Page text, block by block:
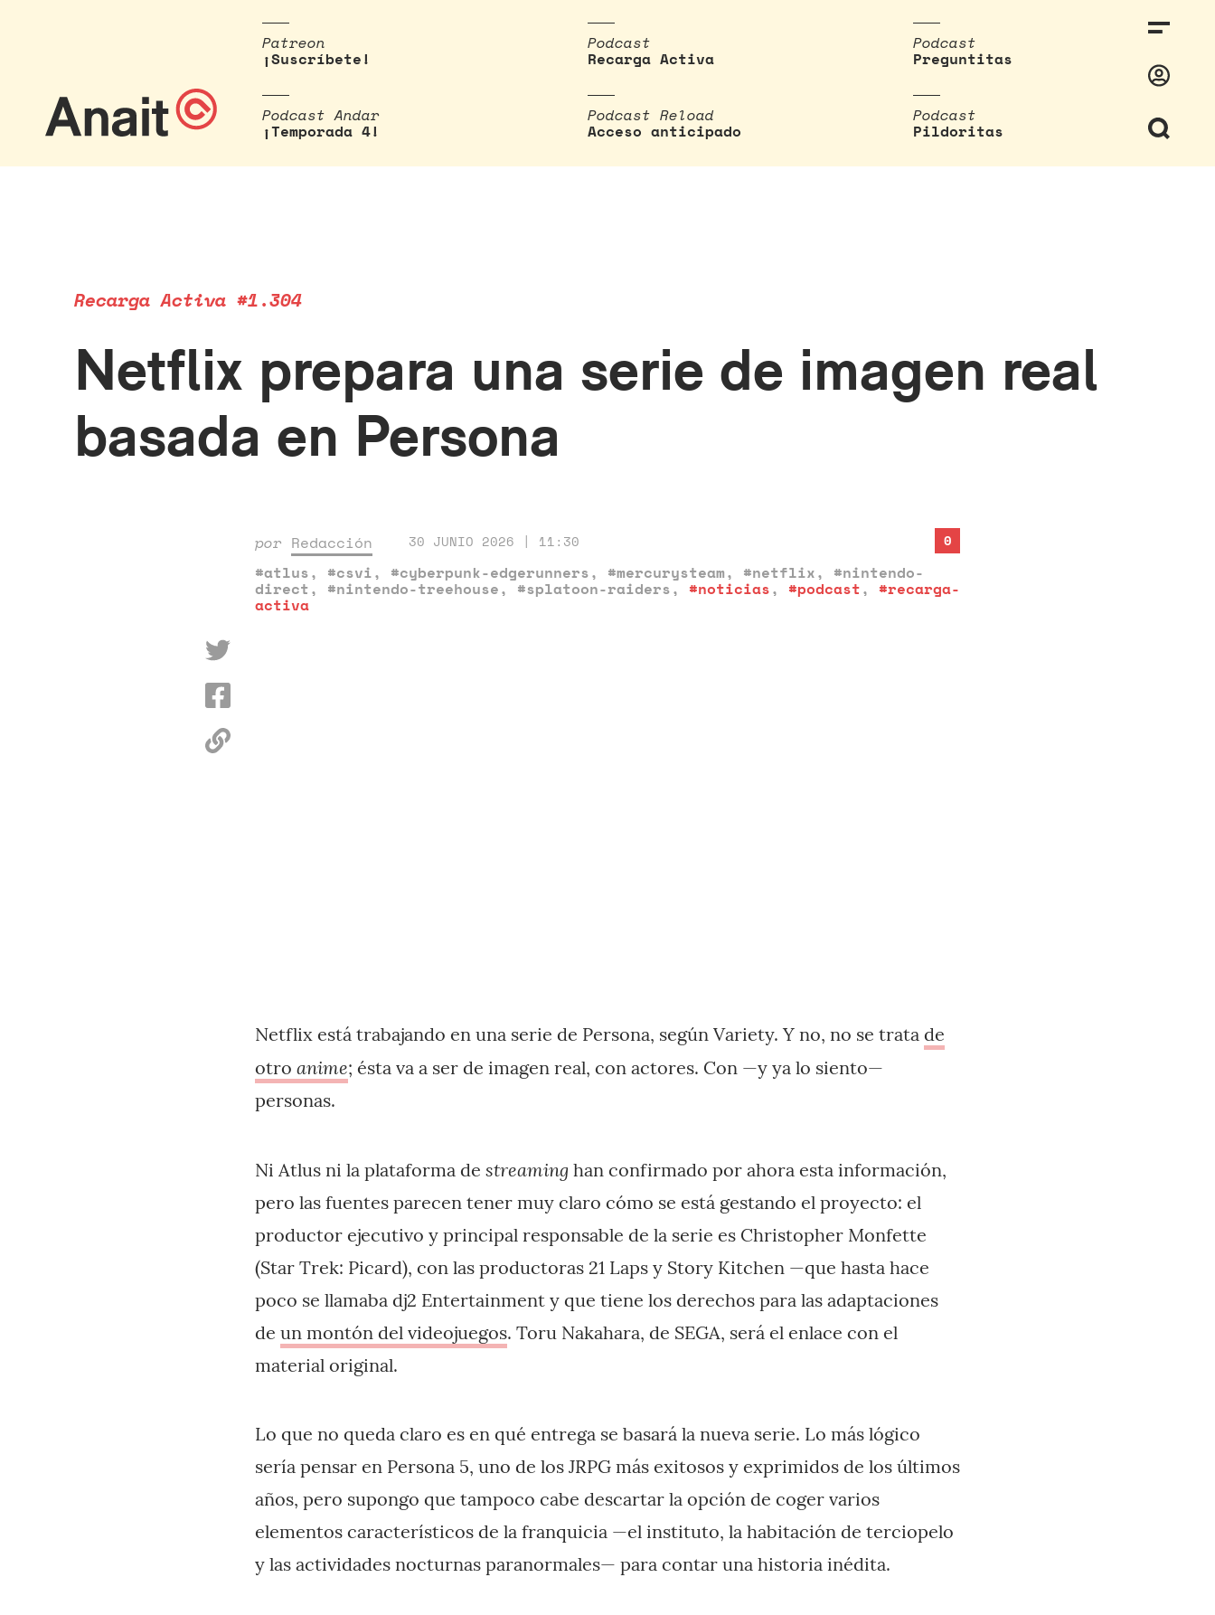
Patreon
¡Suscríbete!
Podcast
Recarga Activa
Podcast
Preguntitas
Podcast Andar
¡Temporada 4!
Podcast Reload
Acceso anticipado
Podcast
Pildoritas
Recarga Activa #1.304
Netflix prepara una serie de imagen real
basada en Persona
por Redacción 30 JUNIO 2026 | 11:30
#atlus, #csvi, #cyberpunk-edgerunners, #mercurysteam, #netflix, #nintendo-
direct, #nintendo-treehouse, #splatoon-raiders, #noticias, #podcast, #recarga-
activa
0
Netflix está trabajando en una serie de Persona, según Variety. Y no, no se trata de
otro anime; ésta va a ser de imagen real, con actores. Con —y ya lo siento—
personas.
Ni Atlus ni la plataforma de streaming han confirmado por ahora esta información,
pero las fuentes parecen tener muy claro cómo se está gestando el proyecto: el
productor ejecutivo y principal responsable de la serie es Christopher Monfette
(Star Trek: Picard), con las productoras 21 Laps y Story Kitchen —que hasta hace
poco se llamaba dj2 Entertainment y que tiene los derechos para las adaptaciones
de un montón del videojuegos. Toru Nakahara, de SEGA, será el enlace con el
material original.
Lo que no queda claro es en qué entrega se basará la nueva serie. Lo más lógico
sería pensar en Persona 5, uno de los JRPG más exitosos y exprimidos de los últimos
años, pero supongo que tampoco cabe descartar la opción de coger varios
elementos característicos de la franquicia —el instituto, la habitación de terciopelo
y las actividades nocturnas paranormales— para contar una historia inédita.